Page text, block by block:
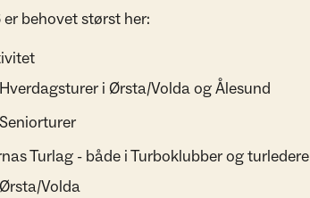
behovet størst her:
Hverdagsturer i Ørsta/Volda og Ålesund
Seniorturer
Turlag - både i Turboklubber og turledere
Ørsta/Volda